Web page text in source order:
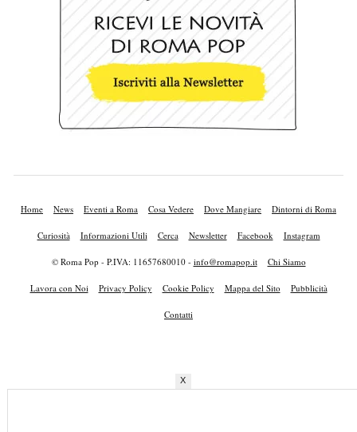
Home News Eventi a Roma Cosa Vedere Dove Mangiare Dintorni di Roma
Curiosità Informazioni Utili Cerca Newsletter Facebook Instagram
© Roma Pop - P.IVA: 11657680010 - info@romapop.it Chi Siamo
Lavora con Noi Privacy Policy Cookie Policy Mappa del Sito Pubblicità
Contatti
X